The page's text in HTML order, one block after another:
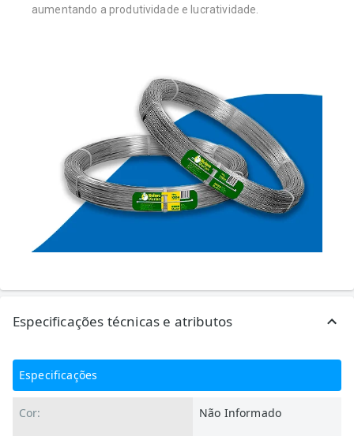
aumentando a produtividade e lucratividade.
Especificações técnicas e atributos
Especificações
Cor: Não Informado